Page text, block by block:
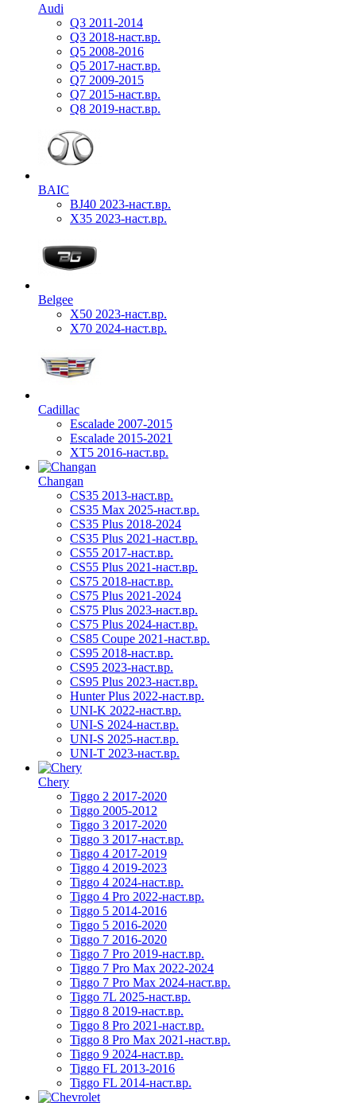
Audi
Q3 2011-2014
Q3 2018-наст.вр.
Q5 2008-2016
Q5 2017-наст.вр.
Q7 2009-2015
Q7 2015-наст.вр.
Q8 2019-наст.вр.
BAIC
BJ40 2023-наст.вр.
X35 2023-наст.вр.
Belgee
X50 2023-наст.вр.
X70 2024-наст.вр.
Cadillac
Escalade 2007-2015
Escalade 2015-2021
XT5 2016-наст.вр.
Changan
CS35 2013-наст.вр.
CS35 Max 2025-наст.вр.
CS35 Plus 2018-2024
CS35 Plus 2021-наст.вр.
CS55 2017-наст.вр.
CS55 Plus 2021-наст.вр.
CS75 2018-наст.вр.
CS75 Plus 2021-2024
CS75 Plus 2023-наст.вр.
CS75 Plus 2024-наст.вр.
CS85 Coupe 2021-наст.вр.
CS95 2018-наст.вр.
CS95 2023-наст.вр.
CS95 Plus 2023-наст.вр.
Hunter Plus 2022-наст.вр.
UNI-K 2022-наст.вр.
UNI-S 2024-наст.вр.
UNI-S 2025-наст.вр.
UNI-T 2023-наст.вр.
Chery
Tiggo 2 2017-2020
Tiggo 2005-2012
Tiggo 3 2017-2020
Tiggo 3 2017-наст.вр.
Tiggo 4 2017-2019
Tiggo 4 2019-2023
Tiggo 4 2024-наст.вр.
Tiggo 4 Pro 2022-наст.вр.
Tiggo 5 2014-2016
Tiggo 5 2016-2020
Tiggo 7 2016-2020
Tiggo 7 Pro 2019-наст.вр.
Tiggo 7 Pro Max 2022-2024
Tiggo 7 Pro Max 2024-наст.вр.
Tiggo 7L 2025-наст.вр.
Tiggo 8 2019-наст.вр.
Tiggo 8 Pro 2021-наст.вр.
Tiggo 8 Pro Max 2021-наст.вр.
Tiggo 9 2024-наст.вр.
Tiggo FL 2013-2016
Tiggo FL 2014-наст.вр.